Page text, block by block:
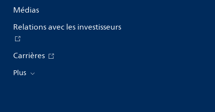
Médias
Relations avec les investisseurs
Carrières
Plus